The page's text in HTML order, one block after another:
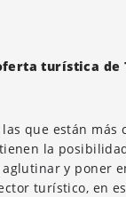
turística de
que están más
la
y poner
turístico, en